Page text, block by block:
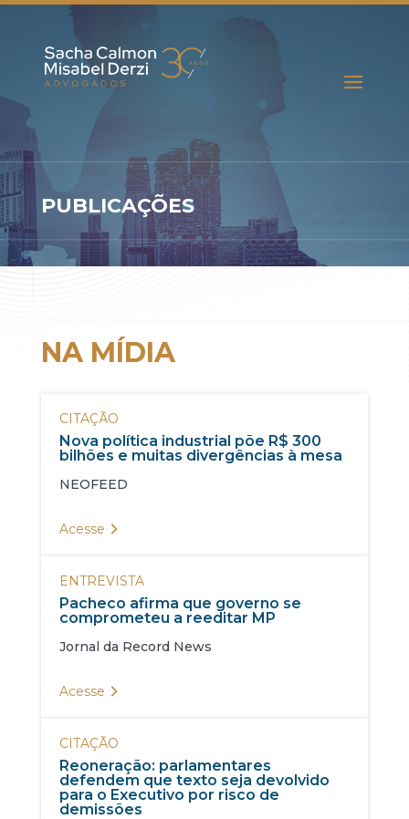
PUBLICAÇÕES
NA MÍDIA
CITAÇÃO
Nova política industrial põe R$ 300
bilhões e muitas divergências à mesa
NEOFEED
Acesse
ENTREVISTA
Pacheco afirma que governo se
comprometeu a reeditar MP
Jornal da Record News
Acesse
CITAÇÃO
Reoneração: parlamentares
defendem que texto seja devolvido
para o Executivo por risco de
demissões